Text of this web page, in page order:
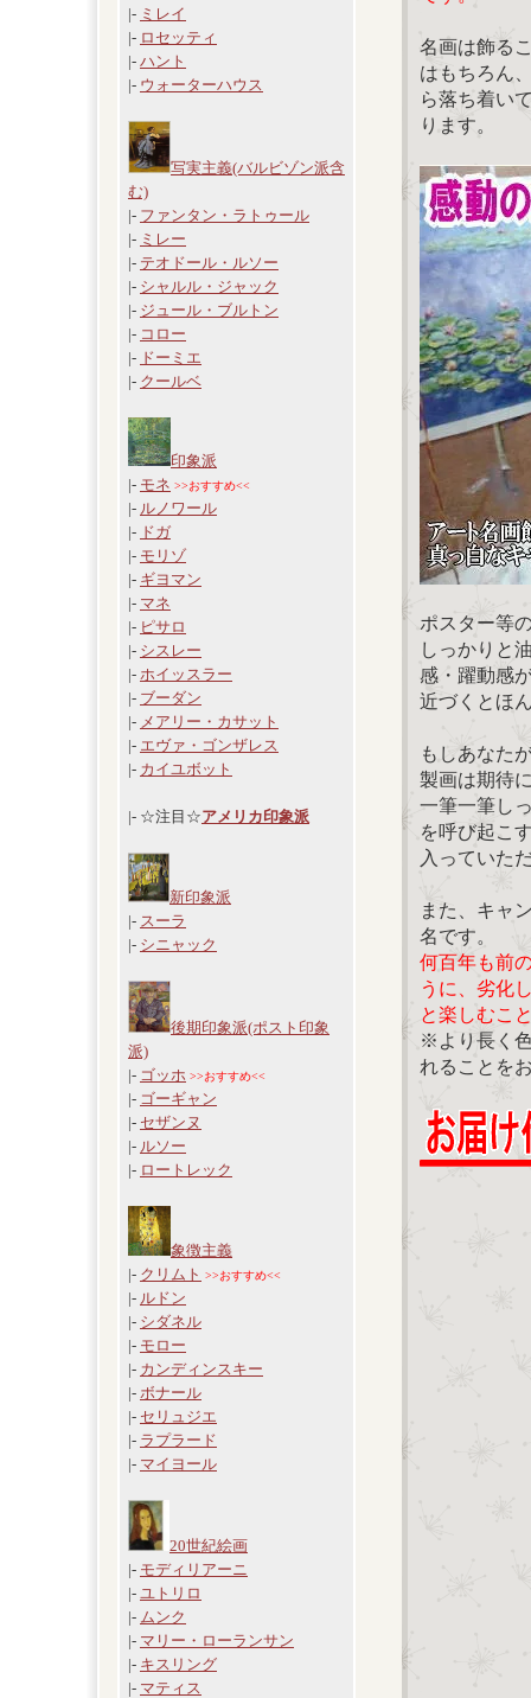
|- ミレイ
|- ロセッティ
|- ハント
|- ウォーターハウス
写実主義(バルビゾン派含
む)
|- ファンタン・ラトゥール
|- ミレー
|- テオドール・ルソー
|- シャルル・ジャック
|- ジュール・ブルトン
|- コロー
|- ドーミエ
|- クールベ
印象派
|- モネ >>おすすめ<<
|- ルノワール
|- ドガ
|- モリゾ
|- ギヨマン
|- マネ
|- ピサロ
|- シスレー
|- ホイッスラー
|- ブーダン
|- メアリー・カサット
|- エヴァ・ゴンザレス
|- カイユボット
|- ☆注目☆アメリカ印象派
新印象派
|- スーラ
|- シニャック
後期印象派(ポスト印象
派)
|- ゴッホ >>おすすめ<<
|- ゴーギャン
|- セザンヌ
|- ルソー
|- ロートレック
象徴主義
|- クリムト >>おすすめ<<
|- ルドン
|- シダネル
|- モロー
|- カンディンスキー
|- ボナール
|- セリュジエ
|- ラプラード
|- マイヨール
20世紀絵画
|- モディリアーニ
|- ユトリロ
|- ムンク
|- マリー・ローランサン
|- キスリング
|- マティス
名画は飾る
はもちろん
ら落ち着い
ります。
ポスター等
しっかりと
感・躍動感
近づくとほ
もしあなた
製画は期待
一筆一筆し
を呼び起こ
入っていた
また、キャ
名です。
何百年も前
うに、劣化
と楽しむこ
※より長く
れることを